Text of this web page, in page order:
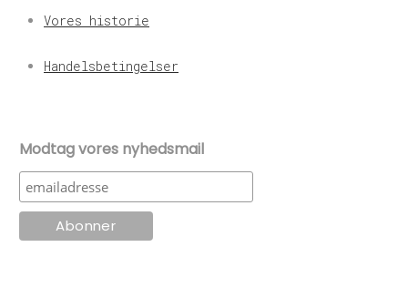
Vores historie
Handelsbetingelser
Modtag vores nyhedsmail